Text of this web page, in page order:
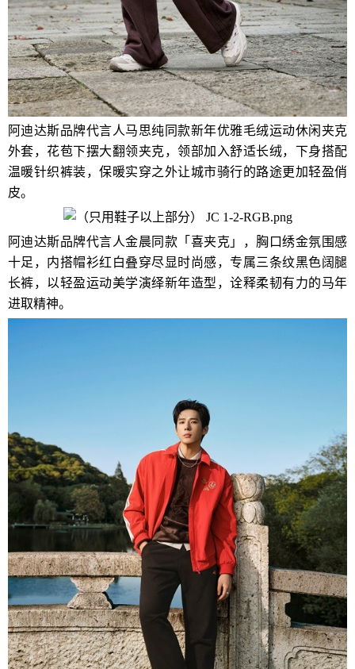
阿迪达斯品牌代言人马思纯同款新年优雅毛绒运动休闲夹克
外套，花苞下摆大翻领夹克，领部加入舒适长绒，下身搭配
温暖针织裤装，保暖实穿之外让城市骑行的路途更加轻盈俏
皮。
阿迪达斯品牌代言人金晨同款「喜夹克」，胸口绣金氛围感
十足，内搭帽衫红白叠穿尽显时尚感，专属三条纹黑色阔腿
长裤，以轻盈运动美学演绎新年造型，诠释柔韧有力的马年
进取精神。